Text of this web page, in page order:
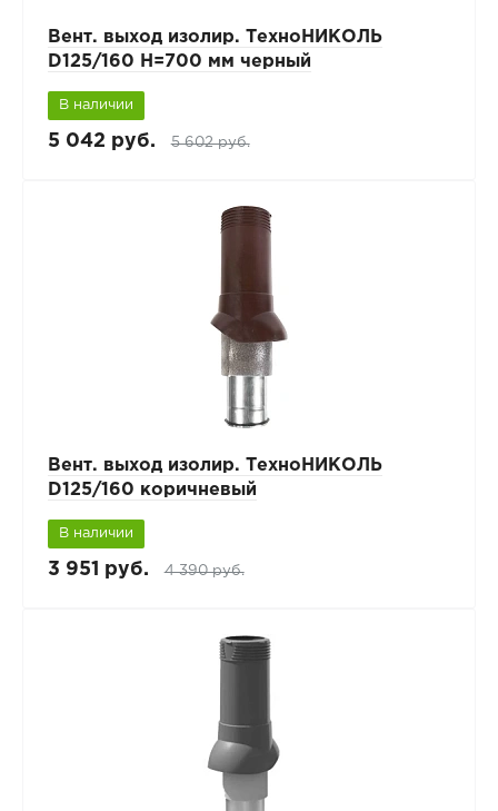
Вент. выход изолир. ТехноНИКОЛЬ
D125/160 H=700 мм черный
В наличии
5 042 руб. 5 602 руб.
Вент. выход изолир. ТехноНИКОЛЬ
D125/160 коричневый
В наличии
3 951 руб. 4 390 руб.